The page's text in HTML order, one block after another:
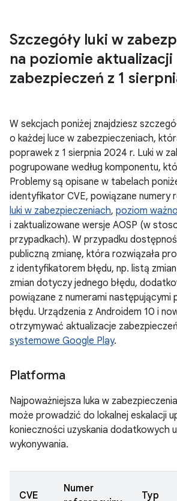
Szczegóły luki w
na poziomie aktualizacji
zabezpieczeń z 1
W sekcjach poniżej znajdziesz
o każdej luce w zabezpieczeniach,
poprawek z 1 sierpnia 2024 r. Luki w
pogrupowane według komponentu,
Problemy są opisane w tabelach
identyfikator CVE, powiązane numery
luki w zabezpieczeniach, poziom
i zaktualizowane wersje AOSP (w
przypadkach). W przypadku
publiczną zmianę, która rozwiązała
z identyfikatorem błędu, np. listą zmian
zmian dotyczy jednego błędu,
powiązane z numerami
błędu. Urządzenia z Androidem 10 i
otrzymywać aktualizacje
systemowe Google Play.
Platforma
Najpoważniejsza luka w
może prowadzić do lokalnej eskalacji
konieczności uzyskania dodatkowych
wykonywania.
CVE
Numer
Typ